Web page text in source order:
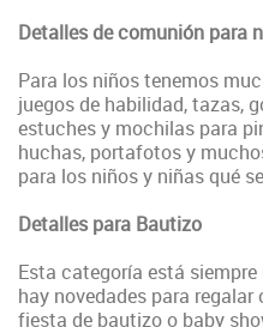
Detalles de comunión para
Para los niños tenemos
juegos de habilidad, tazas,
estuches y mochilas para
huchas, portafotos y
para los niños y niñas qué
Detalles para Bautizo
Esta categoría está
hay novedades para
fiesta de bautizo o baby